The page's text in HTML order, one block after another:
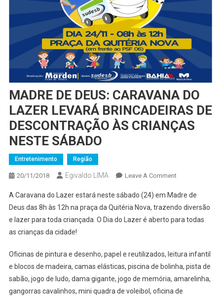
MADRE DE DEUS: CARAVANA DO
LAZER LEVARÁ BRINCADEIRAS DE
DESCONTRAÇÃO ÀS CRIANÇAS
NESTE SÁBADO
Entretenimento Região
20/11/2018 Egivaldo LIMA Leave A CommentOn
DE
DEUS:
CARAVANA
LEVARÁ
BRINCADEIRAS
DE
A Caravana do Lazer estará neste sábado (24) em Madre de
Deus das 8h às 12h na praça da Quitéria Nova, trazendo diversão
e lazer para toda criançada. O Dia do Lazer é aberto para todas
as crianças da cidade!
Oficinas de pintura e desenho, papel e reutilizados, leitura infantil
e blocos de madeira, camas elásticas, piscina de bolinha, pista de
sabão, jogo de ludo, dama gigante, jogo de memória, amarelinha,
gangorras cavalinhos, mini quadra de voleibol, oficina de